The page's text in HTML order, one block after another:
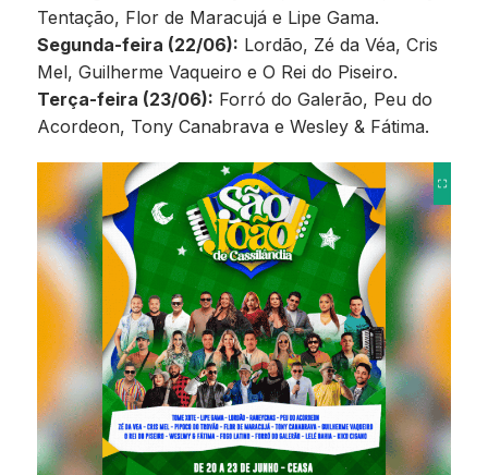
Tentação, Flor de Maracujá e Lipe Gama.
Segunda-feira (22/06): Lordão, Zé da Véa, Cris
Mel, Guilherme Vaqueiro e O Rei do Piseiro.
Terça-feira (23/06): Forró do Galerão, Peu do
Acordeon, Tony Canabrava e Wesley & Fátima.